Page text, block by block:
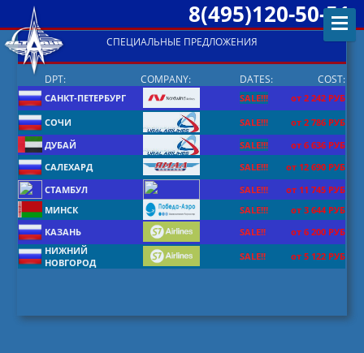
8(495)120-50-51
СПЕЦИАЛЬНЫЕ ПРЕДЛОЖЕНИЯ
DPT: COMPANY: DATES: COST:
САНКТ-ПЕТЕРБУРГ SALE!!!
от 2 242 РУБ
СОЧИ
SALE!!!
от 2 786 РУБ
ДУБАЙ
SALE!!!
от 6 636 РУБ
САЛЕХАРД
SALE!!!
от 12 690 РУБ
СТАМБУЛ
SALE!!!
от 11 745 РУБ
МИНСК
SALE!!!
от 3 644 РУБ
КАЗАНЬ
SALE!!
от 6 200 РУБ
НИЖНИЙ
НОВГОРОД
SALE!! от 5 122 РУБ